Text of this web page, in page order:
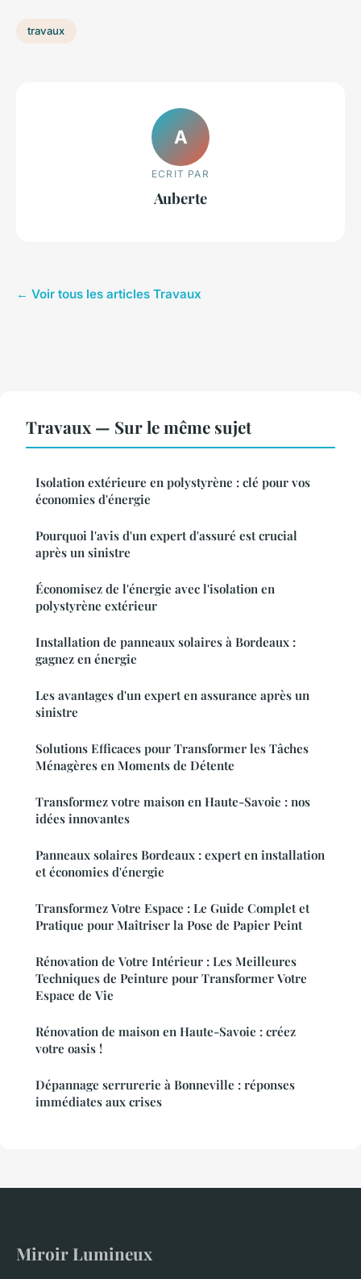
travaux
A
ECRIT PAR
Auberte
← Voir tous les articles Travaux
Travaux — Sur le même sujet
Isolation extérieure en polystyrène : clé pour vos
économies d'énergie
Pourquoi l'avis d'un expert d'assuré est crucial
après un sinistre
Économisez de l'énergie avec l'isolation en
polystyrène extérieur
Installation de panneaux solaires à Bordeaux :
gagnez en énergie
Les avantages d'un expert en assurance après un
sinistre
Solutions Efficaces pour Transformer les Tâches
Ménagères en Moments de Détente
Transformez votre maison en Haute-Savoie : nos
idées innovantes
Panneaux solaires Bordeaux : expert en installation
et économies d'énergie
Transformez Votre Espace : Le Guide Complet et
Pratique pour Maîtriser la Pose de Papier Peint
Rénovation de Votre Intérieur : Les Meilleures
Techniques de Peinture pour Transformer Votre
Espace de Vie
Rénovation de maison en Haute-Savoie : créez
votre oasis !
Dépannage serrurerie à Bonneville : réponses
immédiates aux crises
Miroir Lumineux